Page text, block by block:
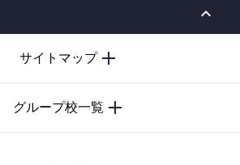
PAGE
サイトマップ
グループ校一覧